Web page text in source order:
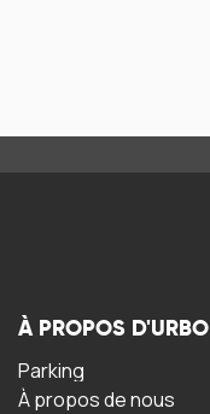
À PROPOS D'URBO
Parking
À propos de nous